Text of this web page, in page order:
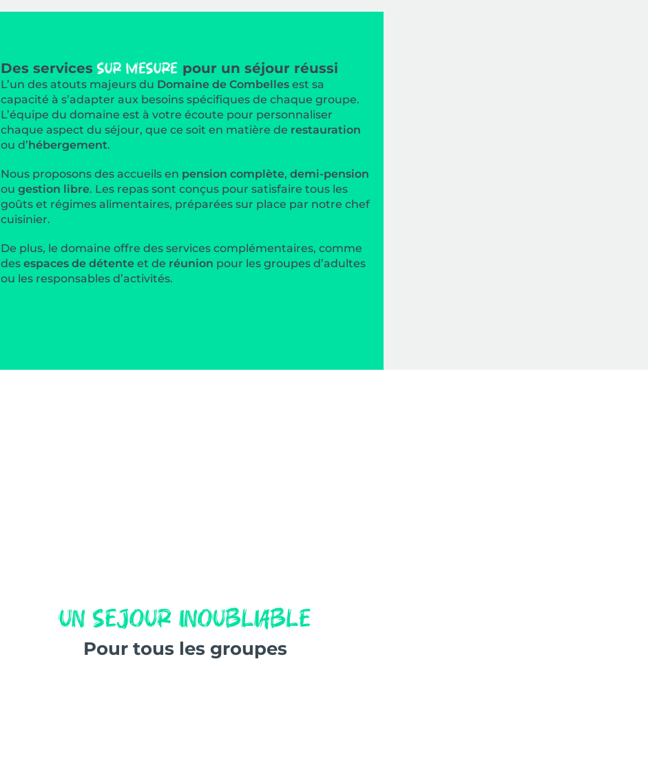
Des servicessur mesure pour un séjour réussi
L’un des atouts majeurs du Domaine de Combellesest sa
capacité à s’adapter aux besoins spécifiques de chaque groupe.
L’équipe du domaine est à votre écoute pour personnaliser
chaque aspect du séjour, que ce soit en matière de restauration
ou d’hébergement.
Nous proposons des accueils en pension complète, demi-pension
ou gestion libre. Les repas sont conçus pour satisfaire tous les
goûts et régimes alimentaires, préparées sur place par notre chef
cuisinier.
De plus, le domaine offre des services complémentaires, comme
des espaces de détenteet de réunion pour les groupes d’adultes
ou les responsables d’activités.
un sejour inoubliable
Pour tous les groupes